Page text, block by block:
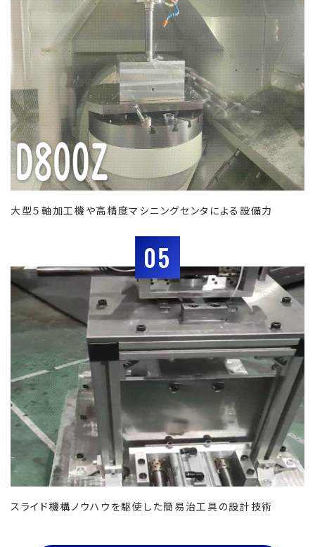
大型５軸加工機や高精度マシニングセンタによる設備力
05
スライド機構ノウハウを駆使した簡易治工具の設計技術